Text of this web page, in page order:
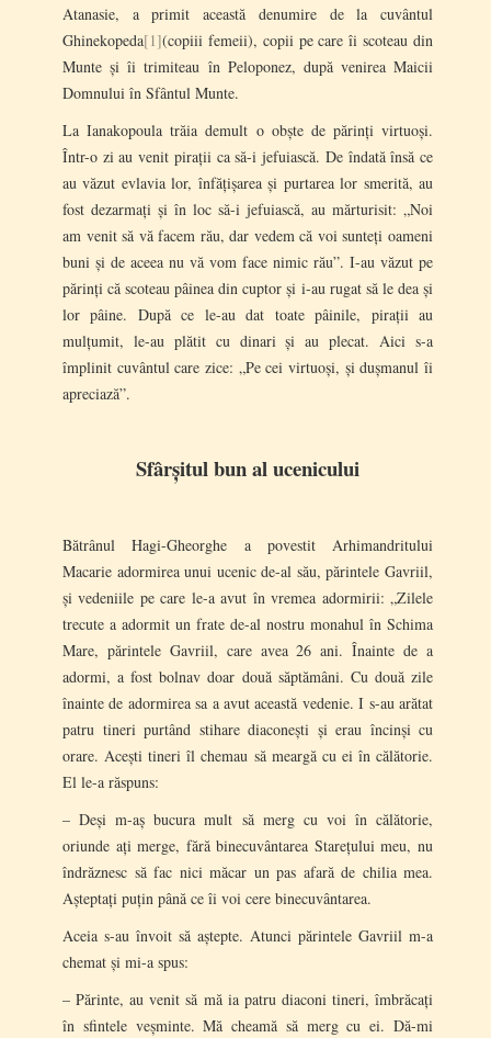
Atanasie, a primit această denumire de la cuvântul
Ghinekopeda[1](copiii femeii), copii pe care îi scoteau din
Munte și îi trimiteau în Peloponez, după venirea Maicii
Domnului în Sfântul Munte.
La Ianakopoula trăia demult o obște de părinți virtuoși.
Într-o zi au venit pirații ca să-i jefuiască. De îndată însă ce
au văzut evlavia lor, înfățișarea și purtarea lor smerită, au
fost dezarmați și în loc să-i jefuiască, au mărturisit: „Noi
am venit să vă facem rău, dar vedem că voi sunteți oameni
buni și de aceea nu vă vom face nimic rău”. I-au văzut pe
părinți că scoteau pâinea din cuptor și i-au rugat să le dea și
lor pâine. După ce le-au dat toate pâinile, pirații au
mulțumit, le-au plătit cu dinari și au plecat. Aici s-a
împlinit cuvântul care zice: „Pe cei virtuoși, și dușmanul îi
apreciază”.
Sfârșitul bun al ucenicului
Bătrânul Hagi-Gheorghe a povestit Arhimandritului
Macarie adormirea unui ucenic de-al său, părintele Gavriil,
și vedeniile pe care le-a avut în vremea adormirii: „Zilele
trecute a adormit un frate de-al nostru monahul în Schima
Mare, părintele Gavriil, care avea 26 ani. Înainte de a
adormi, a fost bolnav doar două săptămâni. Cu două zile
înainte de adormirea sa a avut această vedenie. I s-au arătat
patru tineri purtând stihare diaconești și erau încinși cu
orare. Acești tineri îl chemau să meargă cu ei în călătorie.
El le-a răspuns:
– Deși m-aș bucura mult să merg cu voi în călătorie,
oriunde ați merge, fără binecuvântarea Starețului meu, nu
îndrăznesc să fac nici măcar un pas afară de chilia mea.
Așteptați puțin până ce îi voi cere binecuvântarea.
Aceia s-au învoit să aștepte. Atunci părintele Gavriil m-a
chemat și mi-a spus:
– Părinte, au venit să mă ia patru diaconi tineri, îmbrăcați
în sfintele veșminte. Mă cheamă să merg cu ei. Dă-mi